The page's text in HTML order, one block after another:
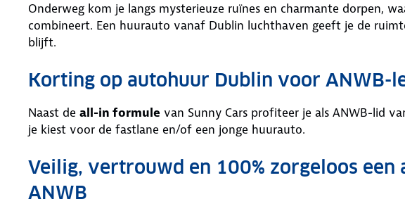
Onderweg kom je langs mysterieuze ruïnes en charmante dorpen,
combineert. Een huurauto vanaf Dublin luchthaven geeft je de
blijft.
Korting op autohuur Dublin voor ANWB-
Naast de all-in formule van Sunny Cars profiteer je als ANWB-lid
je kiest voor de fastlane en/of een jonge huurauto.
Veilig, vertrouwd en 100% zorgeloos een
ANWB